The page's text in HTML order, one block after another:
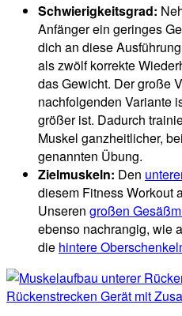
Schwierigkeitsgrad:
Anfänger ein geringes
dich an diese
als zwölf korrekte
das Gewicht. Der große
nachfolgenden Variante
größer ist. Dadurch
Muskel ganzheitlicher,
genannten Übung.
Zielmuskeln: Den
diesem Fitness Workout
Unseren großen
ebenso nachrangig, wie
die hintere